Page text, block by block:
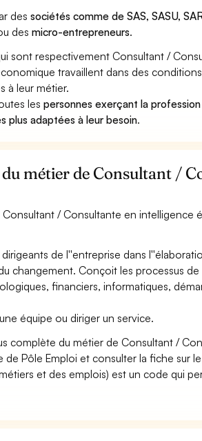
dessociétés comme de SAS, SASU,
desmicro-entrepreneurs.
sont respectivement Consultant /
travaillent dans des
à leur métier.
lespersonnes exerçant la
plus adaptées à leur besoin.
métier de Consultant /
/ Consultante en intelligence
de l''entreprise dans
changement. Conçoit les processus
financiers, informatiques,
équipe ou diriger un service.
complète du métier de Consultant /
de Pôle Emploi et consulter la fiche sur
et des emplois) est un code qui